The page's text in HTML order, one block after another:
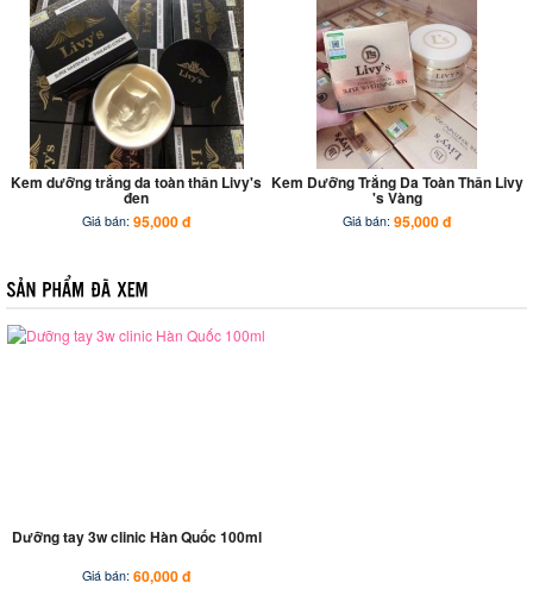
Kem dưỡng trắng da toàn thân Livy's
đen
Giá bán: 95,000 đ
Kem Dưỡng Trắng Da Toàn Thân Livy
's Vàng
Giá bán: 95,000 đ
Dưỡng tay 3w clinic Hàn Quốc 100ml
Giá bán: 60,000 đ